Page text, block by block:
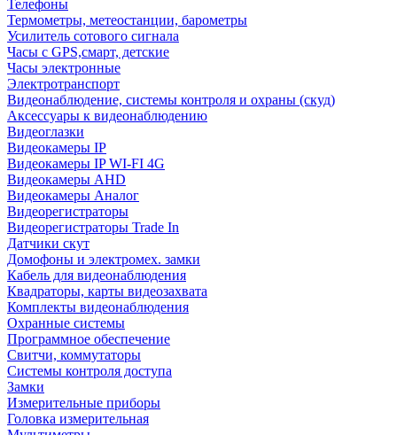
Телефоны
Термометры, метеостанции, барометры
Усилитель сотового сигнала
Часы с GPS,смарт, детские
Часы электронные
Электротранспорт
Видеонаблюдение, системы контроля и охраны (скуд)
Аксессуары к видеонаблюдению
Видеоглазки
Видеокамеры IP
Видеокамеры IP WI-FI 4G
Видеокамеры AHD
Видеокамеры Аналог
Видеорегистраторы
Видеорегистраторы Trade In
Датчики скут
Домофоны и электромех. замки
Кабель для видеонаблюдения
Квадраторы, карты видеозахвата
Комплекты видеонаблюдения
Охранные системы
Программное обеспечение
Свитчи, коммутаторы
Системы контроля доступа
Замки
Измерительные приборы
Головка измерительная